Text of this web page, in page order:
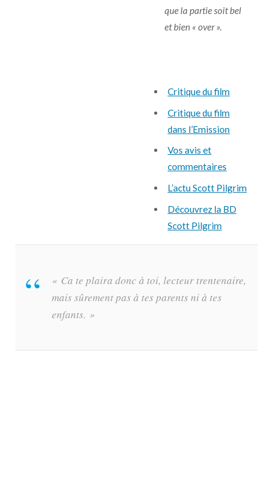
que la partie soit bel
et bien « over ».
Critique du film
Critique du film
dans l’Emission
Vos avis et
commentaires
L’actu Scott Pilgrim
Découvrez la BD
Scott Pilgrim
« Ca te plaira donc à toi, lecteur trentenaire,
mais sûrement pas à tes parents ni à tes
enfants. »